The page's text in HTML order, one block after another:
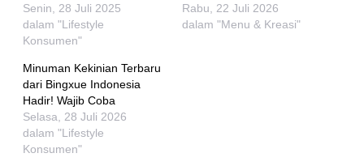
Senin, 28 Juli 2025
dalam "Lifestyle
Konsumen"
Rabu, 22 Juli 2026
dalam "Menu & Kreasi"
Minuman Kekinian Terbaru
dari Bingxue Indonesia
Hadir! Wajib Coba
Selasa, 28 Juli 2026
dalam "Lifestyle
Konsumen"